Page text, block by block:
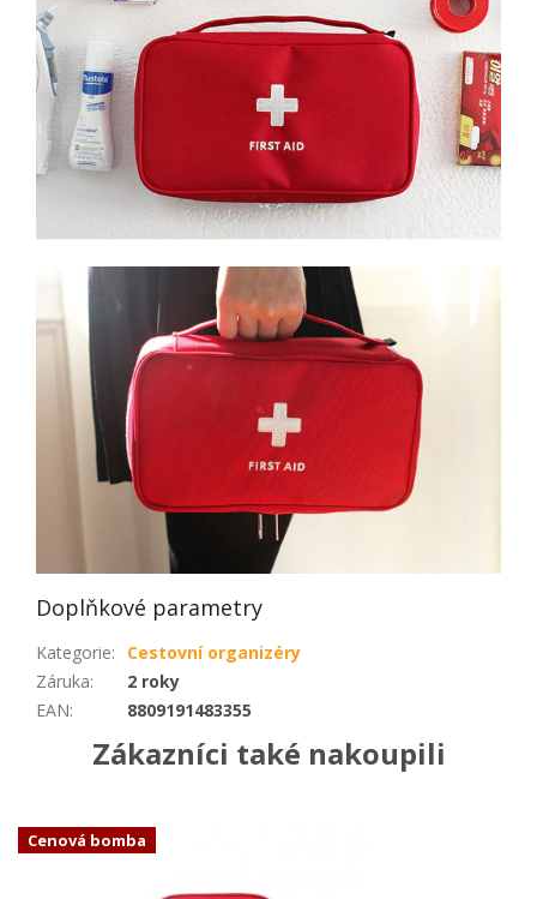
Doplňkové parametry
Kategorie:
Cestovní organizéry
Záruka:
2 roky
EAN: 8809191483355
Zákazníci také nakoupili
Cenová bomba